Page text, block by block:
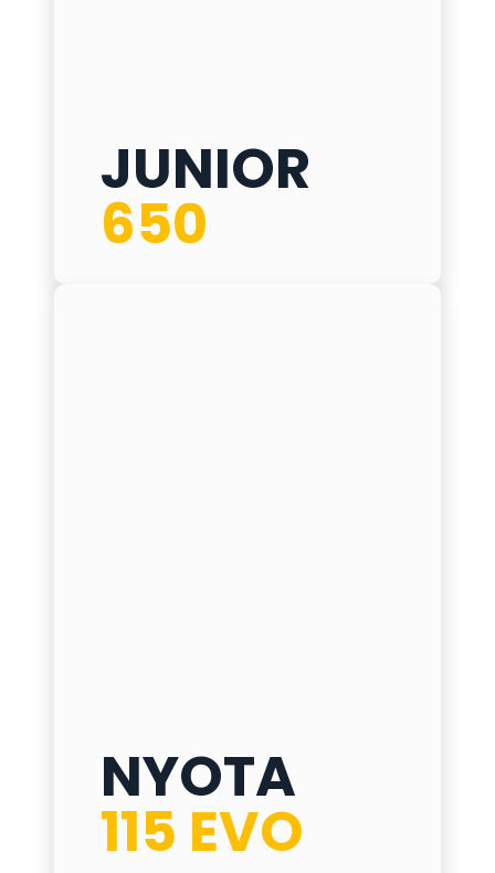
JUNIOR
650
JUNIOR 650
NYOTA
115 EVO
NYOTA 115 EVO